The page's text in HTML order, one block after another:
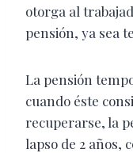
otorga al
pensión, ya sea
La pensión
cuando éste
recuperarse, la
lapso de 2 años,